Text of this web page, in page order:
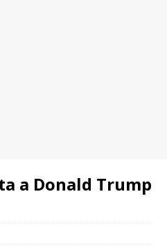
a Donald Trump